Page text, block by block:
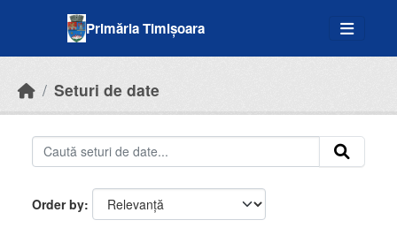
Primăria Timișoara
Seturi de date
Order by